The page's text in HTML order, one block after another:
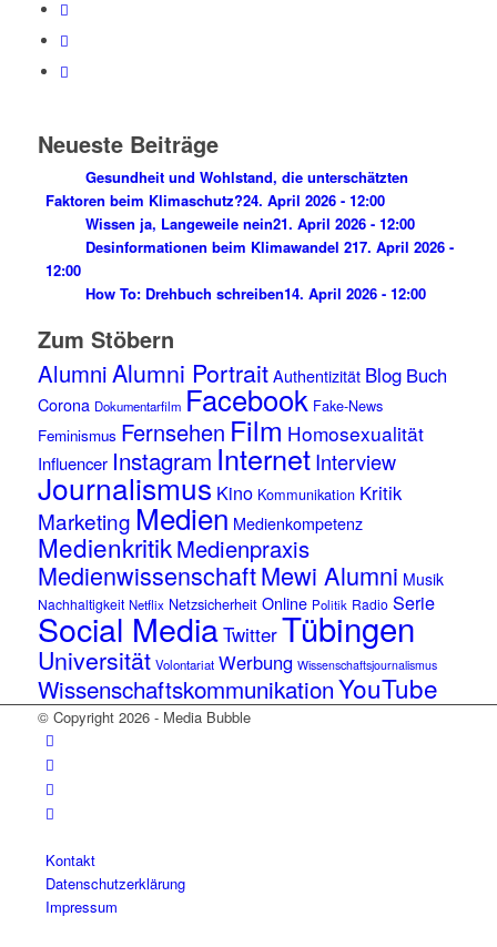
Neueste Beiträge
Gesundheit und Wohlstand, die unterschätzten
Faktoren beim Klimaschutz?24. April 2026 - 12:00
Wissen ja, Langeweile nein21. April 2026 - 12:00
Desinformationen beim Klimawandel 217. April 2026 -
12:00
How To: Drehbuch schreiben14. April 2026 - 12:00
Zum Stöbern
AlumniAlumni Portrait Authentizität Blog Buch
Corona Dokumentarfilm Facebook Fake-News
Feminismus Fernsehen Film Homosexualität
Influencer Instagram Internet Interview
Journalismus Kino Kommunikation Kritik
Marketing Medien Medienkompetenz
MedienkritikMedienpraxis
MedienwissenschaftMewi Alumni Musik
Nachhaltigkeit Netflix Netzsicherheit Online Politik Radio Serie
Social MediaTwitterTübingen
Universität Volontariat Werbung Wissenschaftsjournalismus
WissenschaftskommunikationYouTube
© Copyright 2026 - Media Bubble
Kontakt
Datenschutzerklärung
Impressum